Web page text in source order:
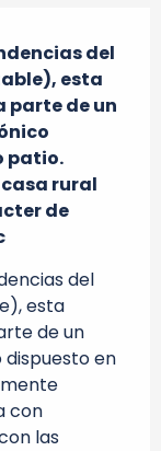
del
esta
parte de un
patio.
rural
de
del
esta
de un
en
con
las